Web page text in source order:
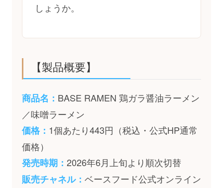
しょうか。
【製品概要】
商品名： BASE RAMEN 鶏ガラ醤油ラーメン
／味噌ラーメン
価格： 1個あたり443円（税込・公式HP通常
価格）
発売時期： 2026年6月上旬より順次切替
販売チャネル： ベースフード公式オンライン